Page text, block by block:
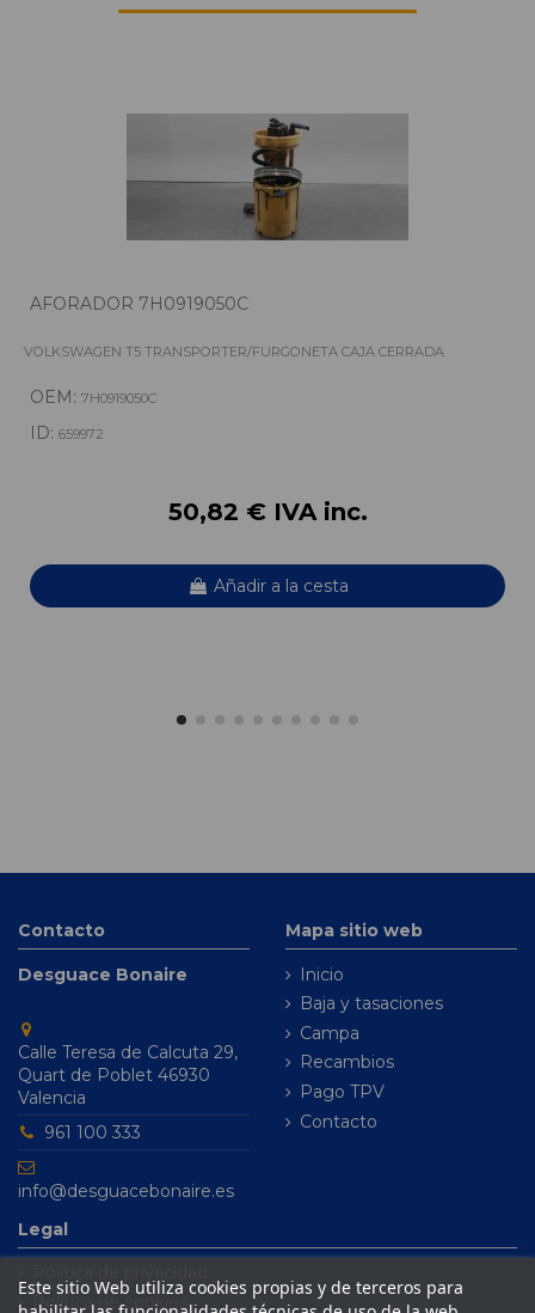
AFORADOR 7H0919050C
VOLKSWAGEN T5 TRANSPORTER/FURGONETA CAJA CERRADA
OEM: 7H0919050C
ID: 659972
50,82 € IVA inc.
Añadir a la cesta
Contacto
Desguace Bonaire
Calle Teresa de Calcuta 29,
Quart de Poblet 46930
Valencia
961 100 333
info@desguacebonaire.es
Mapa sitio web
Inicio
Baja y tasaciones
Campa
Recambios
Pago TPV
Contacto
Legal
Política de cookies
Este sitio Web utiliza cookies propias y de terceros para